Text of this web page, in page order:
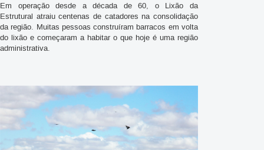
Em operação desde a década de 60, o Lixão da
Estrutural atraiu centenas de catadores na consolidação
da região. Muitas pessoas construíram barracos em volta
do lixão e começaram a habitar o que hoje é uma região
administrativa.